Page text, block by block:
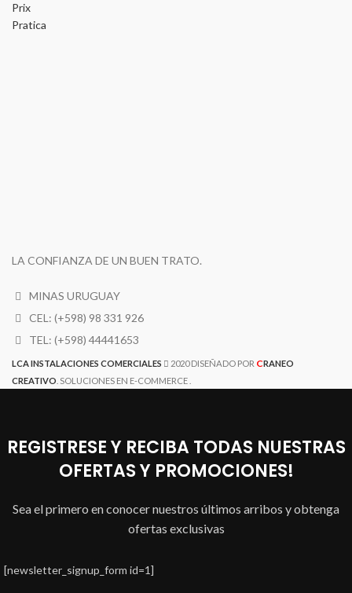
Prix
Pratica
LA CONFIANZA DE UN BUEN TRATO.
MINAS URUGUAY
CEL: (+598) 98 331 926
TEL: (+598) 44441653
LCA INSTALACIONES COMERCIALES 2020 DISEÑADO POR CRANEO
CREATIVO . SOLUCIONES EN E-COMMERCE .
REGISTRESE Y RECIBA TODAS NUESTRAS
OFERTAS Y PROMOCIONES!
Sea el primero en conocer nuestros últimos arribos y obtenga
ofertas exclusivas
[newsletter_signup_form id=1]